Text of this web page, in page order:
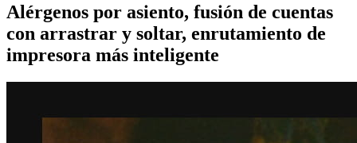
Atención al Cliente
Search
Proceso de pago
Alimentos y bebidas
Alérgenos por asiento, fusión de cuentas
con arrastrar y soltar, enrutamiento de
impresora más inteligente